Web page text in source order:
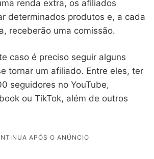
renda extra, os afiliados
determinados produtos e, a cada
receberão uma comissão.
caso é preciso seguir alguns
tornar um afiliado. Entre eles, ter
seguidores no YouTube,
ou TikTok, além de outros